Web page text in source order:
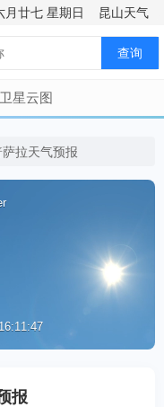
月廿七 星期日 昆山天气
查询
卫星云图
萨拉天气预报
报